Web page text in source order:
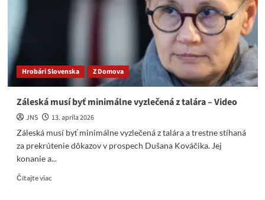
Hrobári Slovenska Z Domova
Záleská musí byť minimálne vyzlečená z talára – Video
JNS
13. apríla 2026
Záleská musí byť minimálne vyzlečená z talára a trestne stíhaná
za prekrútenie dôkazov v prospech Dušana Kováčika. Jej
konanie a...
Čítajte viacRead